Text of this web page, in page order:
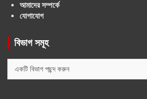
আমাদের সম্পর্কে
যোগাযোগ
বিভাগ সমূহ